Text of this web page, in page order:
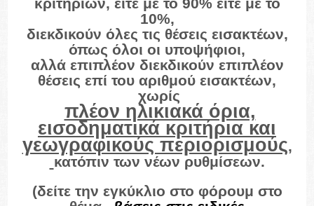
κριτηρίων, είτε με το 90% είτε με το
10%,
διεκδικούν όλες τις θέσεις εισακτέων,
όπως όλοι οι υποψήφιοι,
αλλά επιπλέον διεκδικούν επιπλέον
θέσεις επί του αριθμού εισακτέων,
χωρίς
πλέον ηλικιακά όρια,
εισοδηματικά κριτήρια και
γεωγραφικούς περιορισμούς,
κατόπιν των νέων ρυθμίσεων.
(δείτε την εγκύκλιο στο φόρουμ στο